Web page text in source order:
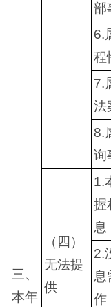
三、
本年
部
6.
程
7.
法
8.
询
（四）
无法提
供
1.
握
息
2.
息
作